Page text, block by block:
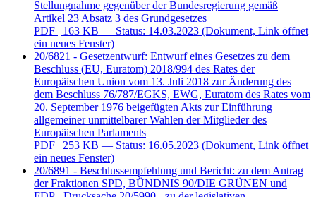
Stellungnahme gegenüber der Bundesregierung gemäß
Artikel 23 Absatz 3 des Grundgesetzes
PDF | 163 KB — Status: 14.03.2023 (Dokument, Link öffnet
ein neues Fenster)
20/6821 - Gesetzentwurf: Entwurf eines Gesetzes zu dem
Beschluss (EU, Euratom) 2018/994 des Rates der
Europäischen Union vom 13. Juli 2018 zur Änderung des
dem Beschluss 76/787/EGKS, EWG, Euratom des Rates vom
20. September 1976 beigefügten Akts zur Einführung
allgemeiner unmittelbarer Wahlen der Mitglieder des
Europäischen Parlaments
PDF | 253 KB — Status: 16.05.2023 (Dokument, Link öffnet
ein neues Fenster)
20/6891 - Beschlussempfehlung und Bericht: zu dem Antrag
der Fraktionen SPD, BÜNDNIS 90/DIE GRÜNEN und